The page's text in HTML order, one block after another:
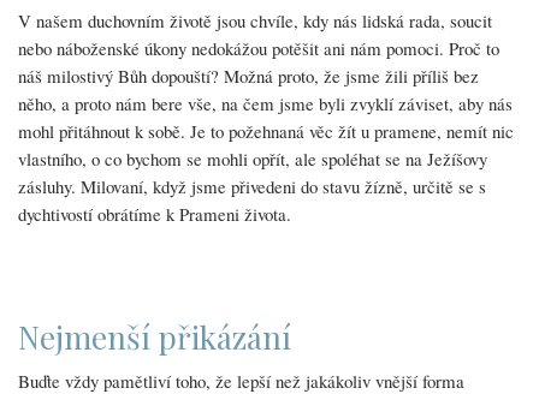
V našem duchovním životě jsou chvíle, kdy nás lidská rada, soucit
nebo náboženské úkony nedokážou potěšit ani nám pomoci. Proč to
náš milostivý Bůh dopouští? Možná proto, že jsme žili příliš bez
něho, a proto nám bere vše, na čem jsme byli zvyklí záviset, aby nás
mohl přitáhnout k sobě. Je to požehnaná věc žít u pramene, nemít nic
vlastního, o co bychom se mohli opřít, ale spoléhat se na Ježíšovy
zásluhy. Milovaní, když jsme přivedeni do stavu žízně, určitě se s
dychtivostí obrátíme k Prameni života.
Nejmenší přikázání
Buďte vždy pamětliví toho, že lepší než jakákoliv vnější forma